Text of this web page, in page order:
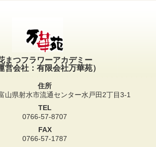
まつフラワーアカデミー
営会社：有限会社万華苑）
住所
山県射水市流通センター水戸田2丁目3-1
TEL
0766-57-8707
FAX
0766-57-1787